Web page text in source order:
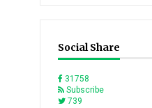
Social Share
31758
Subscribe
739